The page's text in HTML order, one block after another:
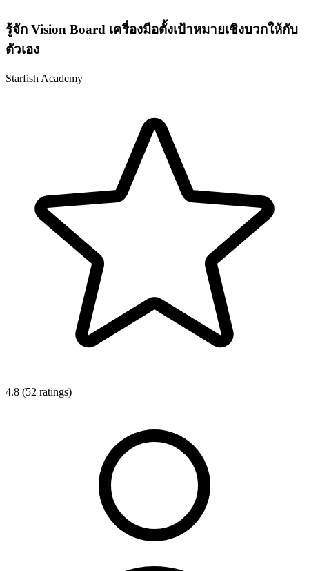
รู้จัก Vision Board เครื่องมือตั้งเป้าหมายเชิงบวกให้กับ
ตัวเอง
Starfish Academy
4.8 (52 ratings)